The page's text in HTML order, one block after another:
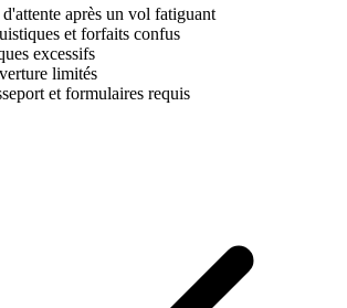
après un vol fatiguant
et forfaits confus
excessifs
limités
et formulaires requis